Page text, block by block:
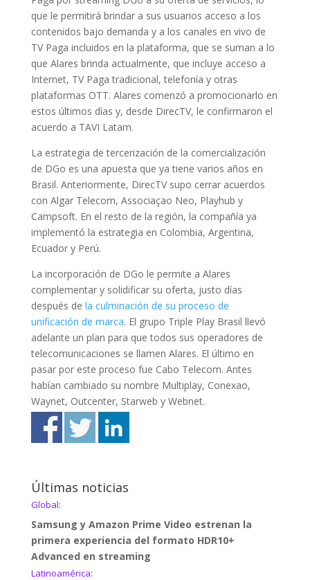
que le permitirá brindar a sus usuarios acceso a los
contenidos bajo demanda y a los canales en vivo de
TV Paga incluidos en la plataforma, que se suman a lo
que Alares brinda actualmente, que incluye acceso a
Internet, TV Paga tradicional, telefonía y otras
plataformas OTT. Alares comenzó a promocionarlo en
estos últimos días y, desde DirecTV, le confirmaron el
acuerdo a TAVI Latam.
La estrategia de tercerización de la comercialización
de DGo es una apuesta que ya tiene varios años en
Brasil. Anteriormente, DirecTV supo cerrar acuerdos
con Algar Telecom, Associaçao Neo, Playhub y
Campsoft. En el resto de la región, la compañía ya
implementó la estrategia en Colombia, Argentina,
Ecuador y Perú.
La incorporación de DGo le permite a Alares
complementar y solidificar su oferta, justo días
después de la culminación de su proceso de
unificación de marca. El grupo Triple Play Brasil llevó
adelante un plan para que todos sus operadores de
telecomunicaciones se llamen Alares. El último en
pasar por este proceso fue Cabo Telecom. Antes
habían cambiado su nombre Multiplay, Conexao,
Waynet, Outcenter, Starweb y Webnet.
Últimas noticias
Global:
Samsung y Amazon Prime Video estrenan la
primera experiencia del formato HDR10+
Advanced en streaming
Latinoamérica: